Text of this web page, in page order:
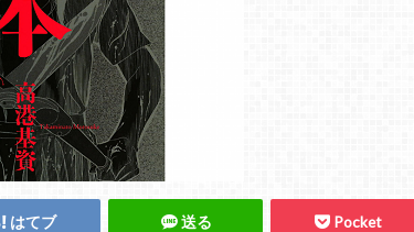
はてブ 送る Pocket